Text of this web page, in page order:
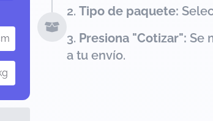
Tipo de paquete:
Presiona "Cotizar": Se
a tu envío.